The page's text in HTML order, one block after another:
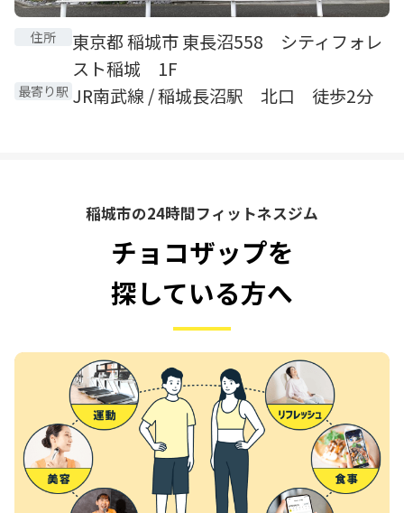
住所
東京都 稲城市 東長沼558 シティフォレ
スト稲城 1F
最寄り駅 JR南武線 / 稲城長沼駅 北口 徒歩2分
稲城市の24時間フィットネスジム
チョコザップを
探している方へ